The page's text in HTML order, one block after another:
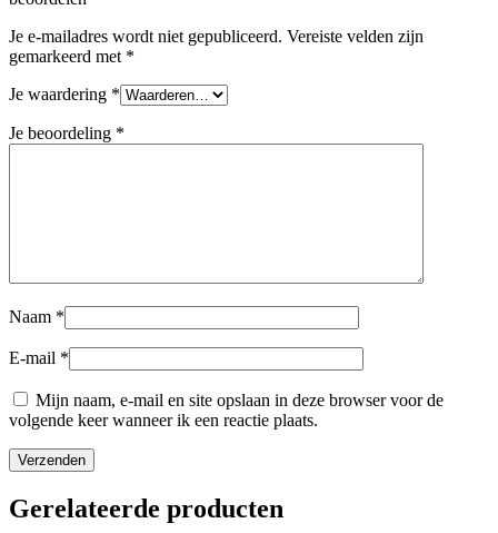
Je e-mailadres wordt niet gepubliceerd. Vereiste velden zijn
gemarkeerd met *
Je waardering *
Je beoordeling *
Naam *
E-mail *
Mijn naam, e-mail en site opslaan in deze browser voor de
volgende keer wanneer ik een reactie plaats.
Gerelateerde producten